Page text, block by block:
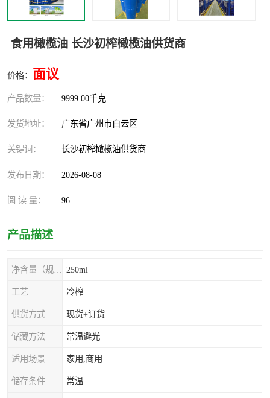
食用橄榄油 长沙初榨橄榄油供货商
价格： 面议
产品数量： 9999.00千克
发货地址： 广东省广州市白云区
关键词： 长沙初榨橄榄油供货商
发布日期： 2026-08-08
阅 读 量： 96
产品描述
250ml
工艺 冷榨
供货方式 现货+订货
储藏方法 常温避光
适用场景 家用,商用
储存条件 常温